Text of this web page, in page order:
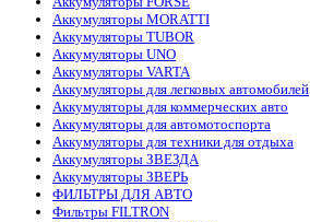
Аккумуляторы MORATTI
Аккумуляторы TUBOR
Аккумуляторы UNO
Аккумуляторы VARTA
Аккумуляторы для легковых автомобилей
Аккумуляторы для коммерческих авто
Аккумуляторы для автомотоспорта
Аккумуляторы для техники для отдыха
Аккумуляторы ЗВЕЗДА
Аккумуляторы ЗВЕРЬ
ФИЛЬТРЫ ДЛЯ АВТО
Фильтры FILTRON